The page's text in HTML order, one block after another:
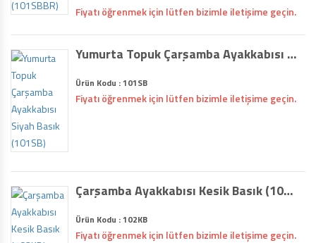
Fiyatı öğrenmek için lütfen bizimle iletişime geçin.
Yumurta Topuk Çarşamba Ayakkabısı Siyah Basık (101SB)
Ürün Kodu : 101SB
Fiyatı öğrenmek için lütfen bizimle iletişime geçin.
Çarşamba Ayakkabısı Kesik Basık (102KB)
Ürün Kodu : 102KB
Fiyatı öğrenmek için lütfen bizimle iletişime geçin.